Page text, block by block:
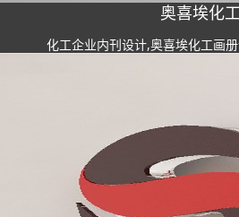
奥喜埃化工
化工企业内刊设计,奥喜埃化工画